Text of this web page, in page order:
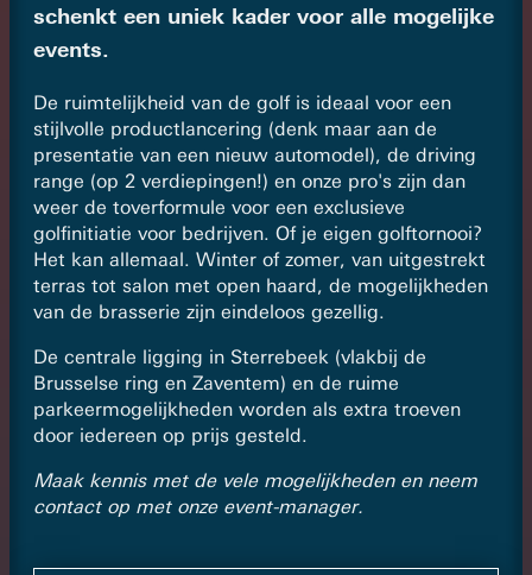
schenkt een uniek kader voor alle mogelijke
events.
De ruimtelijkheid van de golf is ideaal voor een
stijlvolle productlancering (denk maar aan de
presentatie van een nieuw automodel), de driving
range (op 2 verdiepingen!) en onze pro's zijn dan
weer de toverformule voor een exclusieve
golfinitiatie voor bedrijven. Of je eigen golftornooi?
Het kan allemaal. Winter of zomer, van uitgestrekt
terras tot salon met open haard, de mogelijkheden
van de brasserie zijn eindeloos gezellig.
De centrale ligging in Sterrebeek (vlakbij de
Brusselse ring en Zaventem) en de ruime
parkeermogelijkheden worden als extra troeven
door iedereen op prijs gesteld.
Maak kennis met de vele mogelijkheden en neem
contact op met onze event-manager.